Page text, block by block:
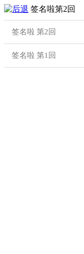
签名啦第2回
签名啦 第2回
签名啦 第1回